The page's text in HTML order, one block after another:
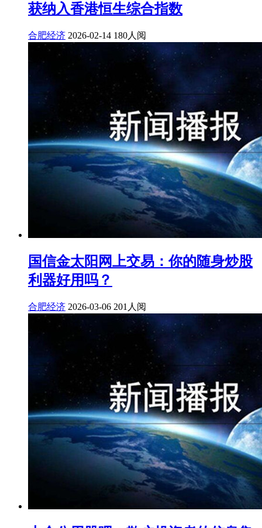
获纳入香港恒生综合指数
合肥经济 2026-02-14 180人阅
国信金太阳网上交易：你的随身炒股
利器好用吗？
合肥经济 2026-03-06 201人阅